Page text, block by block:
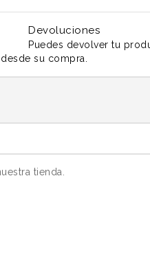
Devoluciones
Puedes devolver tu
desde su compra.
tienda.